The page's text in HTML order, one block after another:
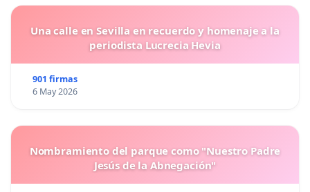
Una calle en Sevilla en recuerdo y homenaje a la
periodista Lucrecia Hevia
901 firmas
6 May 2026
Nombramiento del parque como "Nuestro Padre
Jesús de la Abnegación"